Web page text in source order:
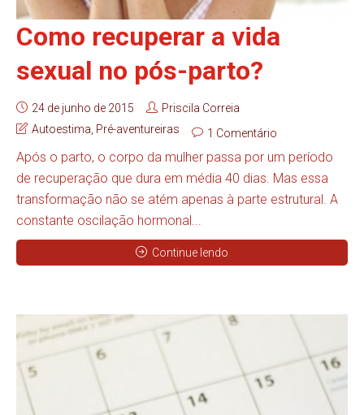
Como recuperar a vida
sexual no pós-parto?
24 de junho de 2015
Priscila Correia
Autoestima Pré-aventureiras 1 Comentário
Após o parto, o corpo da mulher passa por um período
de recuperação que dura em média 40 dias. Mas essa
transformação não se atém apenas à parte estrutural. A
constante oscilação hormonal...
Continue lendo